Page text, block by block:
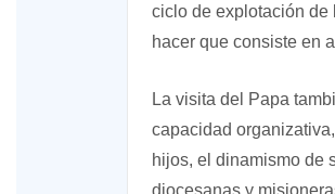
ciclo de explotación de
hacer que consiste en
La visita del Papa
capacidad
hijos, el dinamismo de